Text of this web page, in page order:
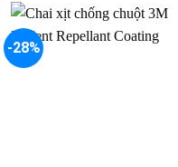
-28%